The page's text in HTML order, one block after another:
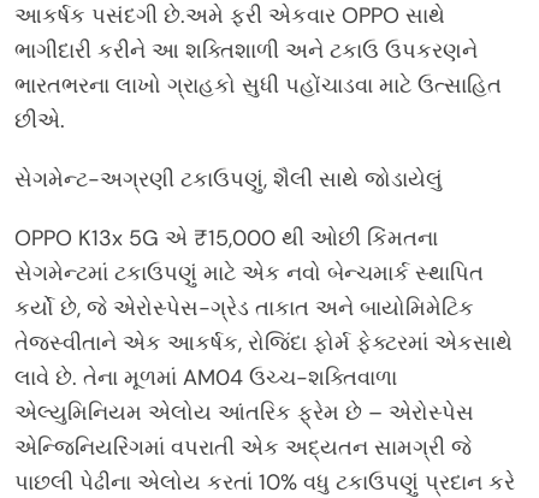
આકર્ષક પસંદગી છે.અમે ફરી એકવાર OPPO સાથે
ભાગીદારી કરીને આ શક્તિશાળી અને ટકાઉ ઉપકરણને
ભારતભરના લાખો ગ્રાહકો સુધી પહોંચાડવા માટે ઉત્સાહિત
છીએ.
સેગમેન્ટ-અગ્રણી ટકાઉપણું, શૈલી સાથે જોડાયેલું
OPPO K13x 5G એ ₹15,000 થી ઓછી કિંમતના
સેગમેન્ટમાં ટકાઉપણું માટે એક નવો બેન્ચમાર્ક સ્થાપિત
કર્યો છે, જે એરોસ્પેસ-ગ્રેડ તાકાત અને બાયોમિમેટિક
તેજસ્વીતાને એક આકર્ષક, રોજિંદા ફોર્મ ફેક્ટરમાં એકસાથે
લાવે છે. તેના મૂળમાં AM04 ઉચ્ચ-શક્તિવાળા
એલ્યુમિનિયમ એલોય આંતરિક ફ્રેમ છે – એરોસ્પેસ
એન્જિનિયરિંગમાં વપરાતી એક અદ્યતન સામગ્રી જે
પાછલી પેઢીના એલોય કરતાં 10% વધુ ટકાઉપણું પ્રદાન કરે